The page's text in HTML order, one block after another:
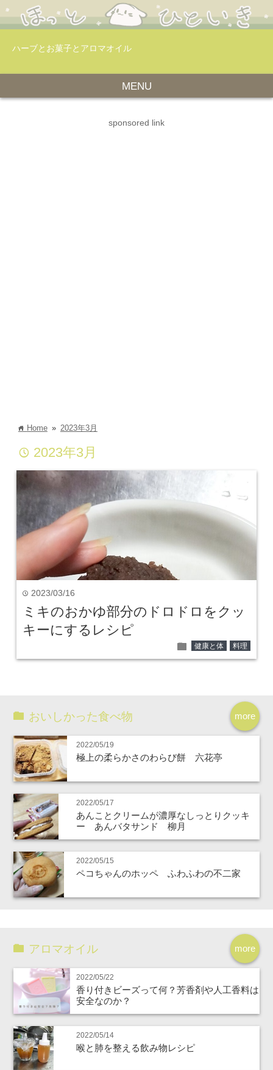
ハーブとお菓子とアロマオイル
MENU
sponsored link
home Home » 2023年3月
time 2023年3月
time 2023/03/16
ミキのおかゆ部分のドロドロをクッ
キーにするレシピ
folder 健康と体 料理
more
おいしかった食べ物
2022/05/19
極上の柔らかさのわらび餅 六花亭
2022/05/17
あんことクリームが濃厚なしっとりクッキ
ー あんバタサンド 柳月
2022/05/15
ペコちゃんのホッペ ふわふわの不二家
more
アロマオイル
2022/05/22
香り付きビーズって何？芳香剤や人工香料は
安全なのか？
2022/05/14
喉と肺を整える飲み物レシピ